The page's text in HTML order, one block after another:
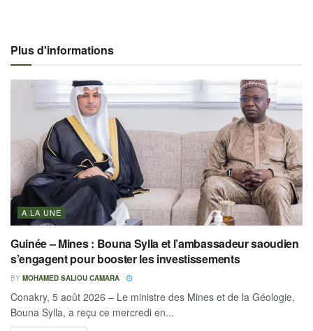
Plus d'informations
A LA UNE
Guinée – Mines : Bouna Sylla et l’ambassadeur saoudien
s’engagent pour booster les investissements
BY MOHAMED SALIOU CAMARA
Conakry, 5 août 2026 – Le ministre des Mines et de la Géologie,
Bouna Sylla, a reçu ce mercredi en...